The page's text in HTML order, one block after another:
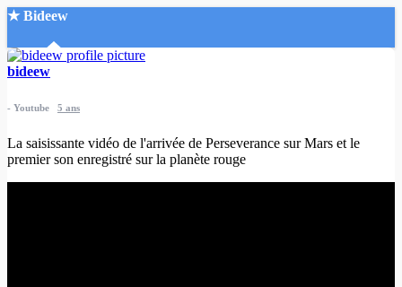
★ Bideew
Accueil
bideew
- Youtube 5 ans
La saisissante vidéo de l'arrivée de Perseverance sur Mars et le
premier son enregistré sur la planète rouge